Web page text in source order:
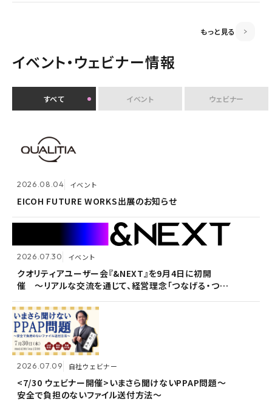
もっと見る
イベント・ウェビナー情報
すべて イベント ウェビナー
2026.08.04 イベント
EICOH FUTURE WORKS出展のお知らせ
2026.07.30 イベント
クオリティアユーザー会『&NEXT』を9月4日に初開
催 〜リアルな交流を通じて、経営理念「つなげる・つな
2026.07.09 自社ウェビナー
<7/30 ウェビナー開催>いまさら聞けないPPAP問題～
安全で負担のないファイル送付方法～
2026.08.04 イベント
EICOH FUTURE WORKS出展のお知らせ
2026.07.30 イベント
クオリティアユーザー会『&NEXT』を9月4日に初開
催 〜リアルな交流を通じて、経営理念「つなげる・つな
2026.07.09 自社ウェビナー
<7/30 ウェビナー開催>いまさら聞けないPPAP問題～
安全で負担のないファイル送付方法～
2026.07.30
クオリティアユーザー会『&NEXT』を9月4日に初開
催 〜リアルな交流を通じて、経営理念「つなげる・つな
がる想いを未来へつなぐ」を体現〜
2026.07.09 自社ウェビナー
<7/30 ウェビナー開催>いまさら聞けないPPAP問題～
2026.06.09 自社ウェビナー
＜6/30ウェビナー開催＞メールセキュリティベンダーと